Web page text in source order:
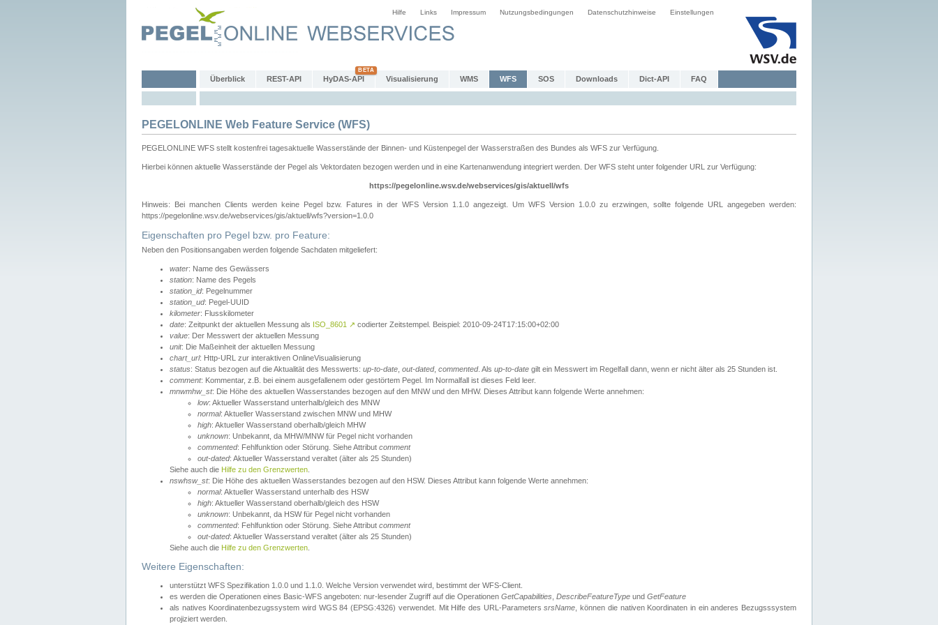
Hilfe Links Impressum Nutzungsbedingungen Datenschutzhinweise Einstellungen
Überblick REST-API HyDAS-API Visualisierung WMS WFS SOS Downloads Dict-API FAQ
PEGELONLINE Web Feature Service (WFS)
PEGELONLINE WFS stellt kostenfrei tagesaktuelle Wasserstände der Binnen- und Küstenpegel der Wasserstraßen des Bundes als WFS zur Verfügung.
Hierbei können aktuelle Wasserstände der Pegel als Vektordaten bezogen werden und in eine Kartenanwendung integriert werden. Der WFS steht unter folgender URL zur Verfügung:
https://pegelonline.wsv.de/webservices/gis/aktuell/wfs
Hinweis: Bei manchen Clients werden keine Pegel bzw. Fatures in der WFS Version 1.1.0 angezeigt. Um WFS Version 1.0.0 zu erzwingen, sollte folgende URL angegeben werden:
https://pegelonline.wsv.de/webservices/gis/aktuell/wfs?version=1.0.0
Eigenschaften pro Pegel bzw. pro Feature:
Neben den Positionsangaben werden folgende Sachdaten mitgeliefert:
water: Name des Gewässers
station: Name des Pegels
station_id: Pegelnummer
station_ud: Pegel-UUID
kilometer: Flusskilometer
date: Zeitpunkt der aktuellen Messung als ISO_8601 ↗ codierter Zeitstempel. Beispiel: 2010-09-24T17:15:00+02:00
value: Der Messwert der aktuellen Messung
unit: Die Maßeinheit der aktuellen Messung
chart_url: Http-URL zur interaktiven OnlineVisualisierung
status: Status bezogen auf die Aktualität des Messwerts: up-to-date out-dated, commented. Als up-to-date gilt ein Messwert im Regelfall dann, wenn er nicht älter als 25 Stunden ist.
comment: Kommentar, z.B. bei einem ausgefallenem oder gestörtem Pegel. Im Normalfall ist dieses Feld leer.
mnwmhw_st: Die Höhe des aktuellen Wasserstandes bezogen auf den MNW und den MHW. Dieses Attribut kann folgende Werte annehmen:
low: Aktueller Wasserstand unterhalb/gleich des MNW
normal: Aktueller Wasserstand zwischen MNW und MHW
high: Aktueller Wasserstand oberhalb/gleich MHW
unknown: Unbekannt, da MHW/MNW für Pegel nicht vorhanden
commented: Fehlfunktion oder Störung. Siehe Attribut comment
out-dated: Aktueller Wasserstand veraltet (älter als 25 Stunden)
Siehe auch die Hilfe zu den Grenzwerten
nswhsw_st: Die Höhe des aktuellen Wasserstandes bezogen auf den HSW. Dieses Attribut kann folgende Werte annehmen:
normal: Aktueller Wasserstand unterhalb des HSW
high: Aktueller Wasserstand oberhalb/gleich des HSW
unknown: Unbekannt, da HSW für Pegel nicht vorhanden
commented: Fehlfunktion oder Störung. Siehe Attribut comment
out-dated: Aktueller Wasserstand veraltet (älter als 25 Stunden)
Siehe auch die Hilfe zu den Grenzwerten
Weitere Eigenschaften:
unterstützt WFS Spezifikation 1.0.0 und 1.1.0. Welche Version verwendet wird, bestimmt der WFS-Client.
es werden die Operationen eines Basic-WFS angeboten: nur-lesender Zugriff auf die Operationen GetCapabilities DescribeFeatureType und GetFeature
als natives Koordinatenbezugssystem wird WGS 84 (EPSG:4326) verwendet. Mit Hilfe des URL-ParameterssrsName , können die nativen Koordinaten in ein anderes Bezugsssystem
projiziert werden.